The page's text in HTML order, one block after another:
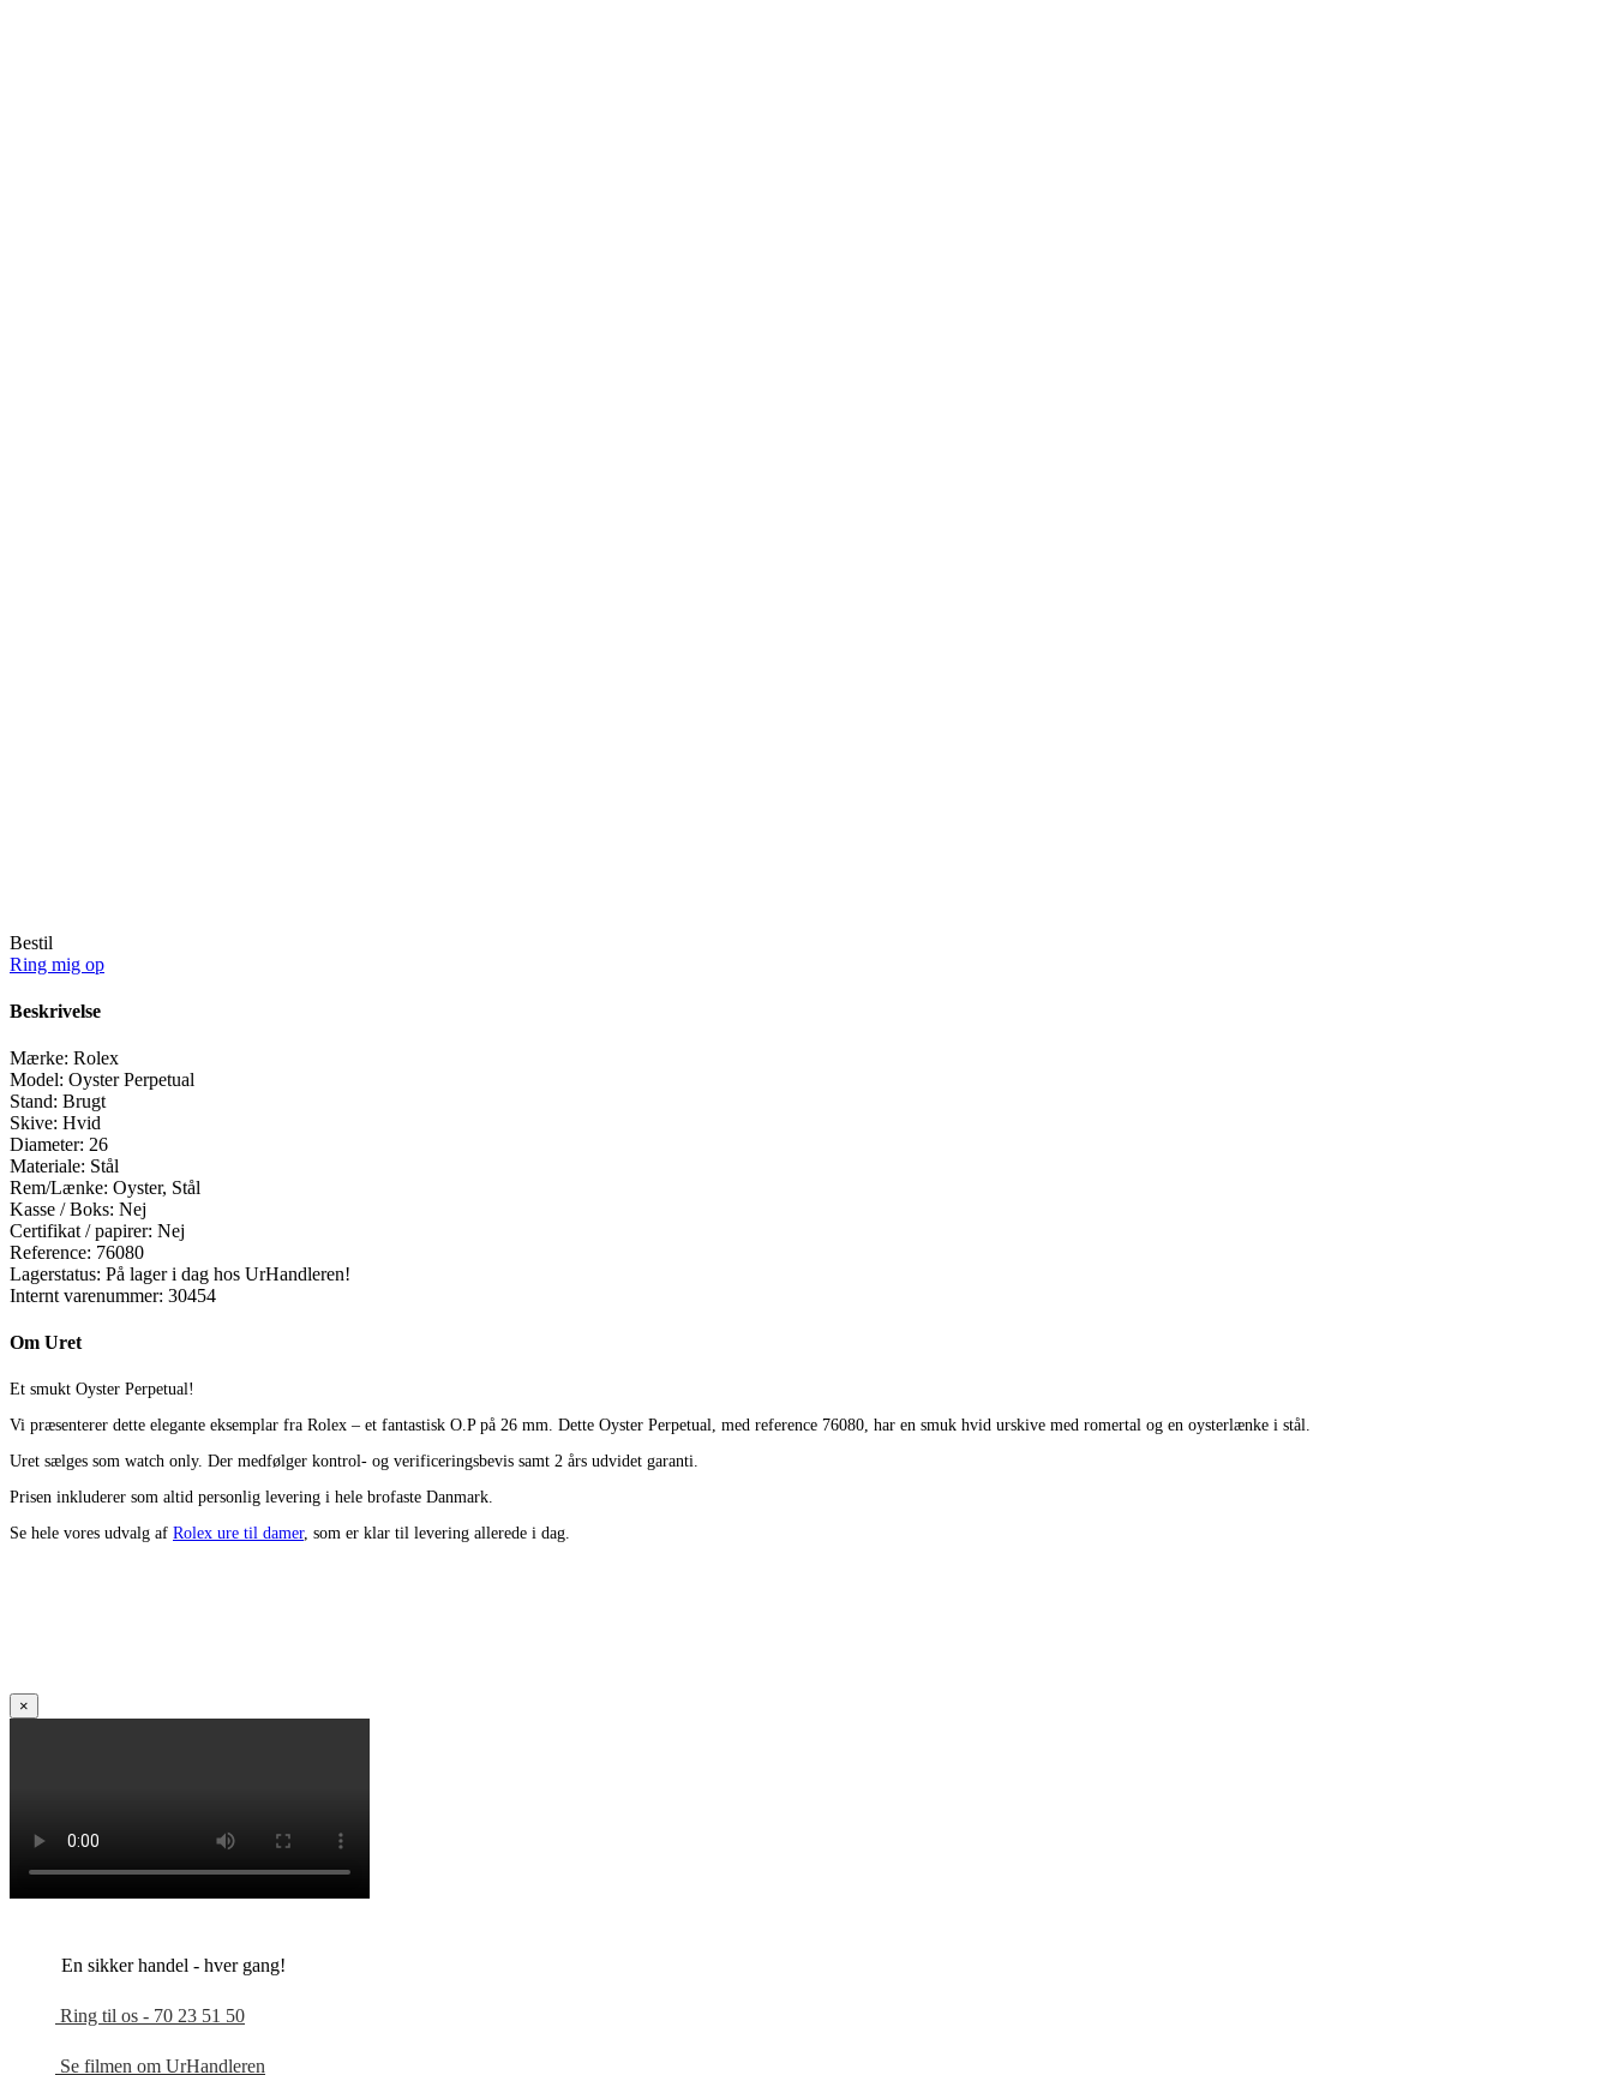
Bestil
Ring mig op
Beskrivelse
Mærke: Rolex
Model: Oyster Perpetual
Stand: Brugt
Skive: Hvid
Diameter: 26
Materiale: Stål
Rem/Lænke: Oyster, Stål
Kasse / Boks: Nej
Certifikat / papirer: Nej
Reference: 76080
Lagerstatus: På lager i dag hos UrHandleren!
Internt varenummer: 30454
Om Uret
Et smukt Oyster Perpetual!
Vi præsenterer dette elegante eksemplar fra Rolex – et fantastisk O.P på 26 mm. Dette Oyster Perpetual, med reference 76080, har en smuk hvid urskive med romertal og en oysterlænke i stål.
Uret sælges som watch only. Der medfølger kontrol- og verificeringsbevis samt 2 års udvidet garanti.
Prisen inkluderer som altid personlig levering i hele brofaste Danmark.
Se hele vores udvalg af Rolex ure til damer, som er klar til levering allerede i dag.
×
En sikker handel - hver gang!
Ring til os - 70 23 51 50
Se filmen om UrHandleren